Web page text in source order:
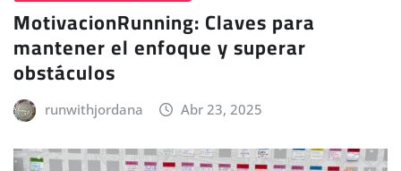
MotivacionRunning: Claves para
mantener el enfoque y superar
obstáculos
runwithjordana Abr 23, 2025